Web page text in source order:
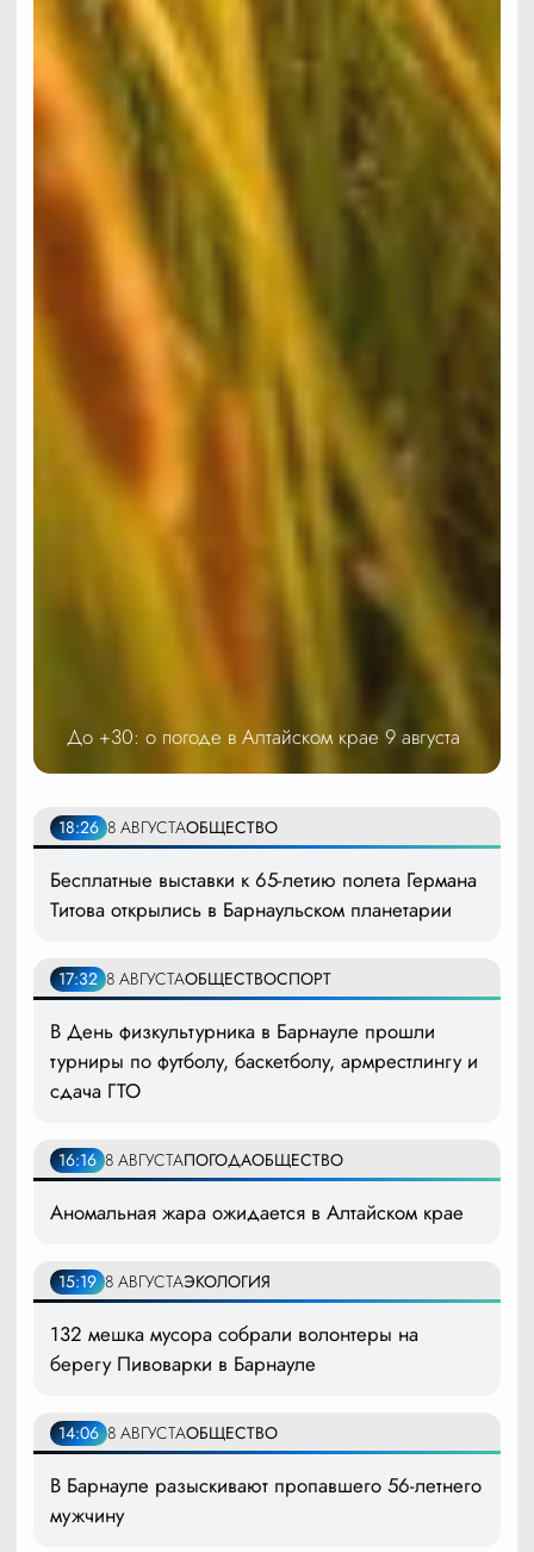
До +30: о погоде в Алтайском крае 9 августа
18:26 8 АВГУСТАОБЩЕСТВО
Бесплатные выставки к 65-летию полета Германа
Титова открылись в Барнаульском планетарии
17:32 8 АВГУСТАОБЩЕСТВОСПОРТ
В День физкультурника в Барнауле прошли
турниры по футболу, баскетболу, армрестлингу и
сдача ГТО
16:16 8 АВГУСТАПОГОДАОБЩЕСТВО
Аномальная жара ожидается в Алтайском крае
15:19 8 АВГУСТАЭКОЛОГИЯ
132 мешка мусора собрали волонтеры на
берегу Пивоварки в Барнауле
14:06 8 АВГУСТАОБЩЕСТВО
В Барнауле разыскивают пропавшего 56-летнего
мужчину